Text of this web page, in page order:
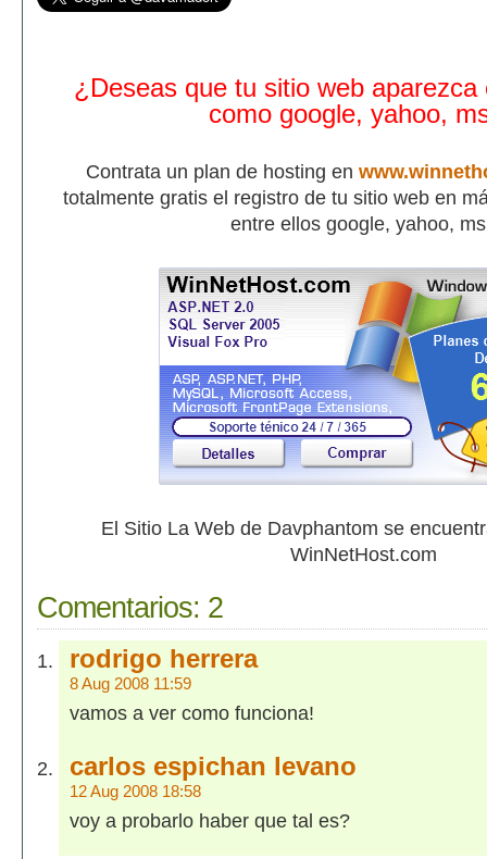
¿Deseas que tu sitio web aparezca
como google, yahoo,
Contrata un plan de hosting en
totalmente gratis el registro de tu sitio web en
entre ellos google, yahoo,
El Sitio La Web de Davphantom se
WinNetHost.com
Comentarios: 2
rodrigo herrera
8 Aug 2008 11:59
vamos a ver como funciona!
carlos espichan levano
12 Aug 2008 18:58
voy a probarlo haber que tal es?